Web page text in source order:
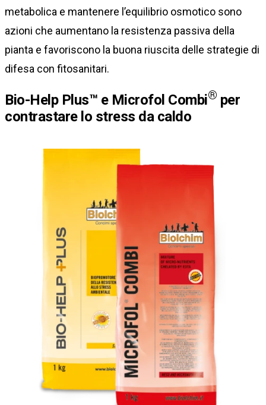
metabolica e mantenere l’equilibrio osmotico sono
azioni che aumentano la resistenza passiva della
pianta e favoriscono la buona riuscita delle strategie di
difesa con fitosanitari.
Bio-Help Plus™ e Microfol Combi® per
contrastare lo stress da caldo